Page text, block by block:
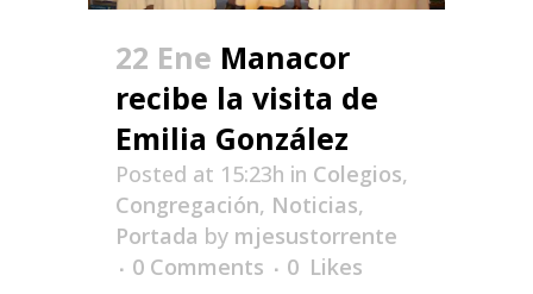
22 Ene Manacor
recibe la visita de
Emilia González
Posted at 15:23h in Colegios,
Congregación, Noticias,
Portada by mjesustorrente
0 Comments
0 Likes